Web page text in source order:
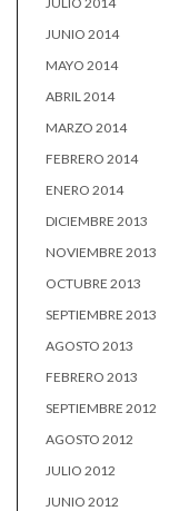
JUNIO 2014
MAYO 2014
ABRIL 2014
MARZO 2014
FEBRERO 2014
ENERO 2014
DICIEMBRE 2013
NOVIEMBRE 2013
OCTUBRE 2013
SEPTIEMBRE 2013
AGOSTO 2013
FEBRERO 2013
SEPTIEMBRE 2012
AGOSTO 2012
JULIO 2012
JUNIO 2012